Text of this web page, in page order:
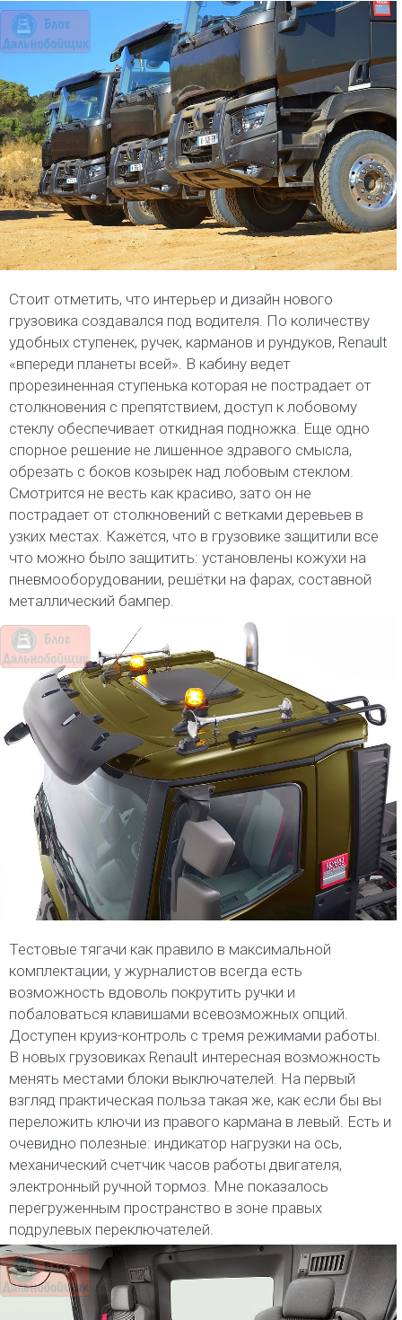
Стоит отметить, что интерьер и дизайн нового
грузовика создавался под водителя. По количеству
удобных ступенек, ручек, карманов и рундуков, Renault
«впереди планеты всей». В кабину ведет
прорезиненная ступенька которая не пострадает от
столкновения с препятствием, доступ к лобовому
стеклу обеспечивает откидная подножка. Еще одно
спорное решение не лишенное здравого смысла,
обрезать с боков козырек над лобовым стеклом.
Смотрится не весть как красиво, зато он не
пострадает от столкновений с ветками деревьев в
узких местах. Кажется, что в грузовике защитили все
что можно было защитить: установлены кожухи на
пневмооборудовании, решётки на фарах, составной
металлический бампер.
Тестовые тягачи как правило в максимальной
комплектации, у журналистов всегда есть
возможность вдоволь покрутить ручки и
побаловаться клавишами всевозможных опций.
Доступен круиз-контроль с тремя режимами работы.
В новых грузовиках Renault интересная возможность
менять местами блоки выключателей. На первый
взгляд практическая польза такая же, как если бы вы
переложить ключи из правого кармана в левый. Есть и
очевидно полезные: индикатор нагрузки на ось,
механический счетчик часов работы двигателя,
электронный ручной тормоз. Мне показалось
перегруженным пространство в зоне правых
подрулевых переключателей.